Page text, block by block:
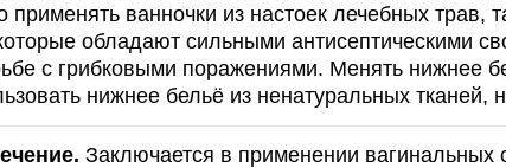
ванночки из настоек лечебных трав,
обладают сильными антисептическими
с грибковыми поражениями. Менять нижнее
нижнее бельё из ненатуральных тканей,
Заключается в применении вагинальных